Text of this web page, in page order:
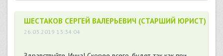
ШЕСТАКОВ СЕРГЕЙ ВАЛЕРЬЕВИЧ (СТАРШИЙ ЮРИСТ)
26.03.2019 13:34:04